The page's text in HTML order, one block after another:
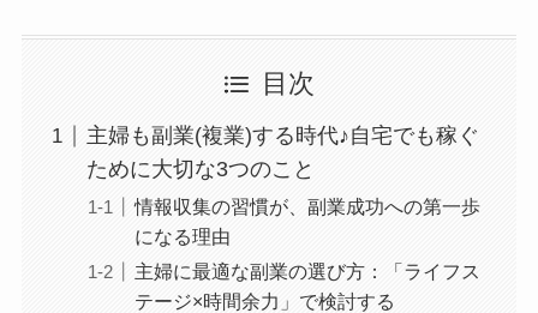
目次
主婦も副業(複業)する時代♪自宅でも稼ぐ
ために大切な3つのこと
情報収集の習慣が、副業成功への第一歩
になる理由
主婦に最適な副業の選び方：「ライフス
テージ×時間余力」で検討する